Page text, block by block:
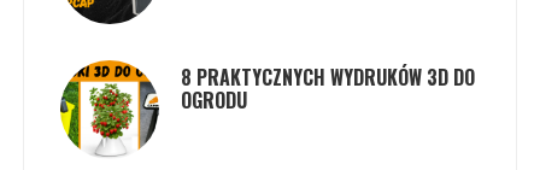
8 PRAKTYCZNYCH WYDRUKÓW 3D DO
OGRODU